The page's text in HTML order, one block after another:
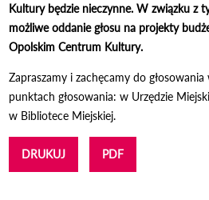
Kultury będzie nieczynne. W związku z
możliwe oddanie głosu na projekty
Opolskim Centrum Kultury.
Zapraszamy i zachęcamy do
punktach głosowania: w Urzędzie
w Bibliotece Miejskiej.
DRUKUJ PDF